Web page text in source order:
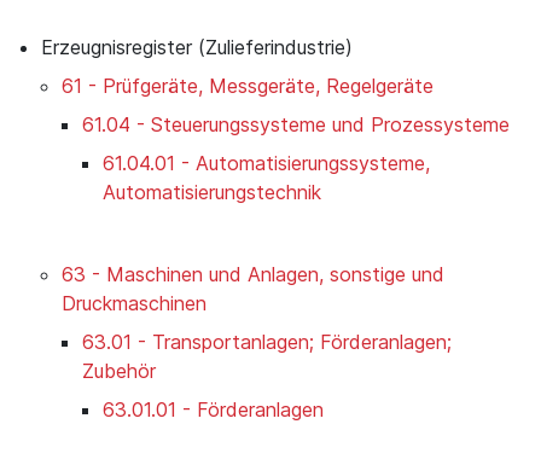
Erzeugnisregister (Zulieferindustrie)
61 - Prüfgeräte, Messgeräte, Regelgeräte
61.04 - Steuerungssysteme und Prozessysteme
61.04.01 - Automatisierungssysteme,
Automatisierungstechnik
63 - Maschinen und Anlagen, sonstige und
Druckmaschinen
63.01 - Transportanlagen; Förderanlagen;
Zubehör
63.01.01 - Förderanlagen